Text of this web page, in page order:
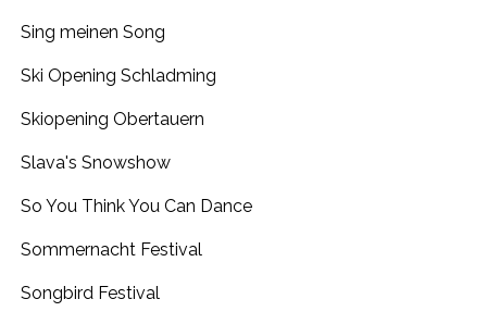
Sing meinen Song
Ski Opening Schladming
Skiopening Obertauern
Slava's Snowshow
So You Think You Can Dance
Sommernacht Festival
Songbird Festival